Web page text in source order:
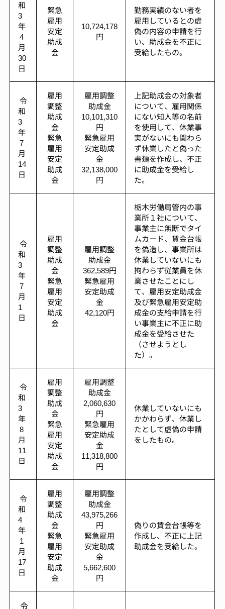
和
3
年
4
月
30
日
緊急
雇用
安定
助成
金
10,724,178
円
勤務実績のない者を
雇用しているとの虚
偽の内容の申請を行
い、助成金を不正に
受給したもの。
令
和
3
年
7
月
14
日
雇用
調整
助成
金
緊急
雇用
安定
助成
金
雇用調整
助成金
10,101,310
円
緊急雇用
安定助成
金
32,138,000
円
上記助成金の対象者
について、雇用関係
にない知人等の名前
を使用して、休業事
実がないにも関わら
ず休業したと偽った
書類を作成し、不正
に助成金を受給し
た。
令
和
3
年
7
月
1
日
雇用
調整
助成
金
緊急
雇用
安定
助成
金
雇用調整
助成金
362,589円
緊急雇用
安定助成
金
42,120円
栃木労働局管内の事
業所１社について、
事業主に無断でタイ
ムカード、賃金台帳
を偽造し、事業所は
休業していないにも
拘わらず従業員を休
業させたことにし
て、雇用安定助成金
及び緊急雇用安定助
成金の支給申請を行
い事業主に不正に助
成金を受給させた
（させようとし
た）。
令
和
3
年
8
月
11
日
雇用
調整
助成
金
緊急
雇用
安定
助成
金
雇用調整
助成金
2,060,630
円
緊急雇用
安定助成
金
11,318,800
円
休業していないにも
かかわらず、休業し
たとして虚偽の申請
をしたもの。
令
和
4
年
1
月
17
日
雇用
調整
助成
金
緊急
雇用
安定
助成
金
雇用調整
助成金
43,975,266
円
緊急雇用
安定助成
金
5,662,600
円
偽りの賃金台帳等を
作成し、不正に上記
助成金を受給した。
令